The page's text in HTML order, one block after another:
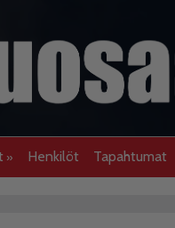
Henkilöt Tapahtumat